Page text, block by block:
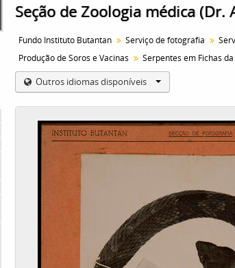
Seção de Zoologia médica (Dr.
Fundo Instituto Butantan Serviço de fotografia
Produção de Soros e Vacinas
Outros idiomas disponíveis